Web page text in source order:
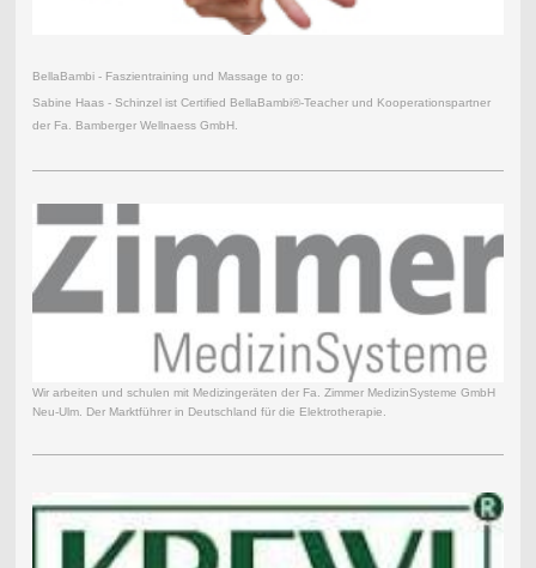
BellaBambi - Faszientraining und Massage to go:
Sabine Haas - Schinzel ist Certified BellaBambi®-Teacher und Kooperationspartner
der Fa. Bamberger Wellnaess GmbH.
Wir arbeiten und schulen mit Medizingeräten der Fa. Zimmer MedizinSysteme GmbH
Neu-Ulm. Der Marktführer in Deutschland für die Elektrotherapie.